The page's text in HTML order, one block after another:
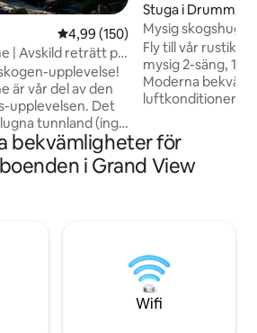
4,99 av 5 i genomsnittligt
4,99 (150)
| Avskild reträtt på
upplevelse!
är vår del av den
upplevelsen. Det
tunnland (inga
tillgång till allt
har att
på 65 kvadratmeter
torktumlare.
Highway 63, 8
miles från
Stuga i
Mysig
Fly till vår rustika
mysig 2-säng, 1-
Moderna
träpanelerade interiörer.
kvarter från
tillgång till Trail
det första ordet
tänka på är
bekvämligheter för
i Grand View
Wifi